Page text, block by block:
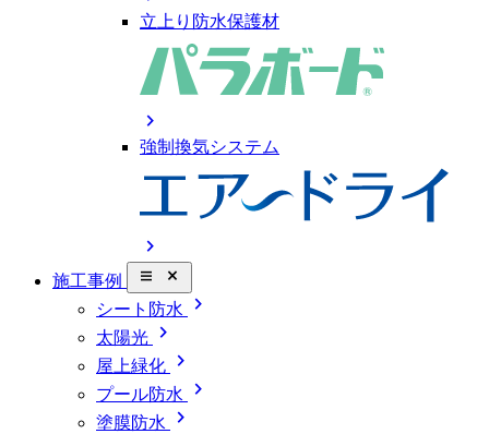
立上り防水保護材
chevron_right
強制換気システム
chevron_right
施工事例 close_small
シート防水 chevron_right
太陽光 chevron_right
屋上緑化 chevron_right
プール防水 chevron_right
塗膜防水 chevron_right